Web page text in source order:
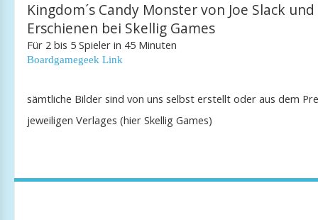
Kingdom´s Candy Monster von Joe Slack
Erschienen bei Skellig Games
Für 2 bis 5 Spieler in 45 Minuten
Boardgamegeek Link
sämtliche Bilder sind von uns selbst erstellt oder aus dem
jeweiligen Verlages (hier Skellig Games)